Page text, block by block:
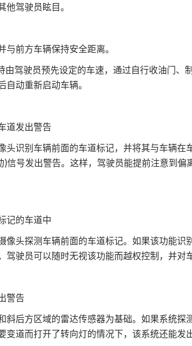
驾驶员眩目。
前方车辆保持安全距离。
由驾驶员预先设定的车速，通过自行收油门
动重新启动车辆。
道发出警告
头识别车辆前面的车道标记，并将其与车辆
信号发出警告。这样，驾驶员能提前注意到
记的车道中
像头探测车辆前面的车道标记。如果该功能
驾驶员可以随时无视该功能而越权控制，并
警告
斜后方区域的雷达传感器为基础。如果系统
变道而打开了转向灯的情况下，该系统还能发